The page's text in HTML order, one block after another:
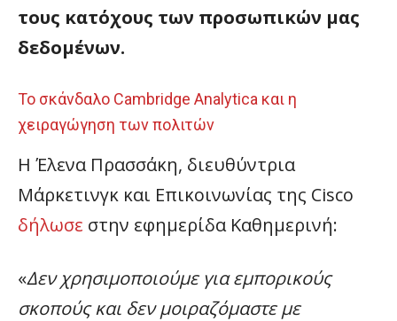
τους κατόχους των προσωπικών μας
δεδομένων.
Το σκάνδαλο Cambridge Analytica και η
χειραγώγηση των πολιτών
Η Έλενα Πρασσάκη, διευθύντρια
Μάρκετινγκ και Επικοινωνίας της Cisco
δήλωσε στην εφημερίδα Καθημερινή:
«Δεν χρησιμοποιούμε για εμπορικούς
σκοπούς και δεν μοιραζόμαστε με